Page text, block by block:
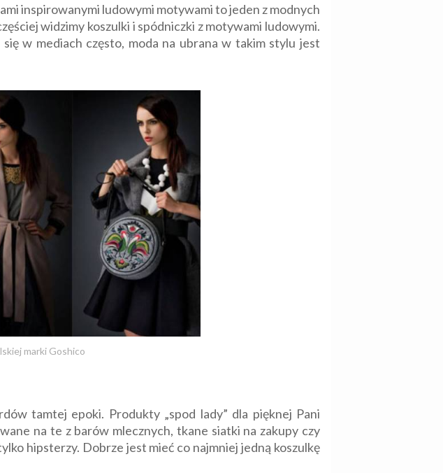
inspirowanymi ludowymi motywami to jeden z modnych
widzimy koszulki i spódniczki z motywami ludowymi.
w mediach często, moda na ubrana w takim stylu jest
marki Goshico
tamtej epoki. Produkty „spod lady” dla pięknej Pani
na te z barów mlecznych, tkane siatki na zakupy czy
hipsterzy. Dobrze jest mieć co najmniej jedną koszulkę